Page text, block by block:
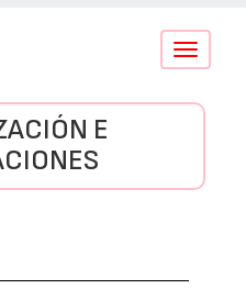
Conmutar
E